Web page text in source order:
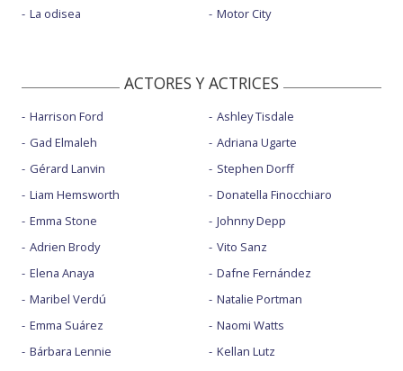
La odisea
Motor City
ACTORES Y ACTRICES
Harrison Ford
Gad Elmaleh
Gérard Lanvin
Liam Hemsworth
Emma Stone
Adrien Brody
Elena Anaya
Maribel Verdú
Emma Suárez
Bárbara Lennie
Ashley Tisdale
Adriana Ugarte
Stephen Dorff
Donatella Finocchiaro
Johnny Depp
Vito Sanz
Dafne Fernández
Natalie Portman
Naomi Watts
Kellan Lutz